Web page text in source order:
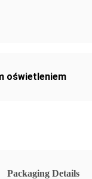
oświetleniem
Packaging Details